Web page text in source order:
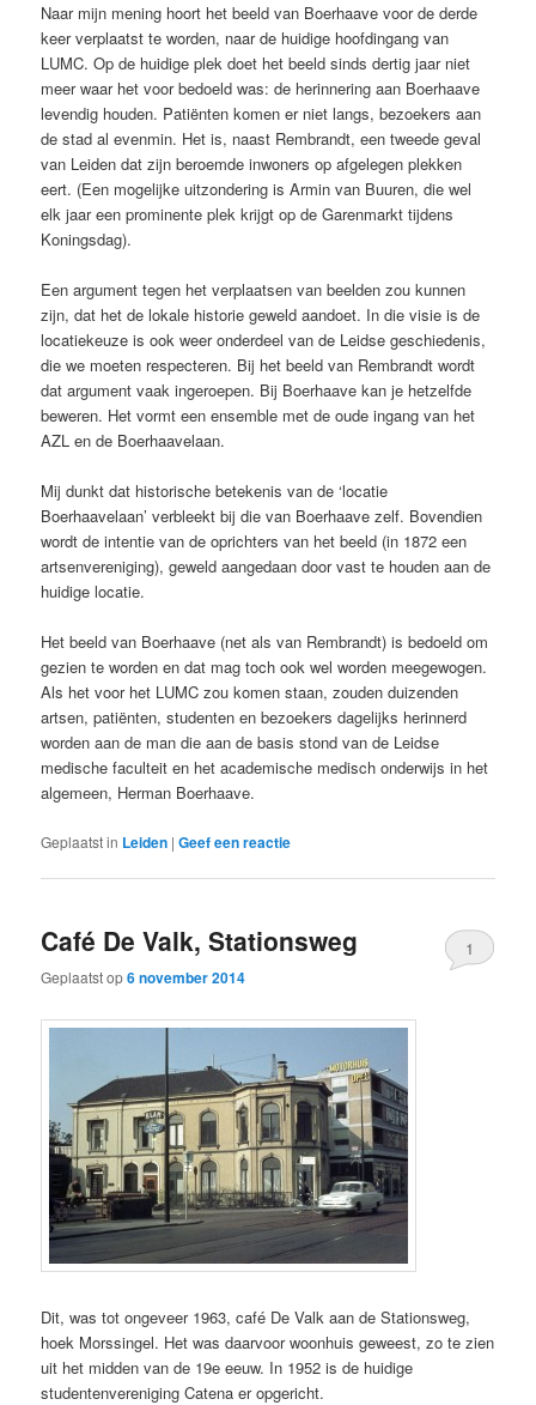
Naar mijn mening hoort het beeld van Boerhaave voor de derde
keer verplaatst te worden, naar de huidige hoofdingang van
LUMC. Op de huidige plek doet het beeld sinds dertig jaar niet
meer waar het voor bedoeld was: de herinnering aan Boerhaave
levendig houden. Patiënten komen er niet langs, bezoekers aan
de stad al evenmin. Het is, naast Rembrandt, een tweede geval
van Leiden dat zijn beroemde inwoners op afgelegen plekken
eert. (Een mogelijke uitzondering is Armin van Buuren, die wel
elk jaar een prominente plek krijgt op de Garenmarkt tijdens
Koningsdag).
Een argument tegen het verplaatsen van beelden zou kunnen
zijn, dat het de lokale historie geweld aandoet. In die visie is de
locatiekeuze is ook weer onderdeel van de Leidse geschiedenis,
die we moeten respecteren. Bij het beeld van Rembrandt wordt
dat argument vaak ingeroepen. Bij Boerhaave kan je hetzelfde
beweren. Het vormt een ensemble met de oude ingang van het
AZL en de Boerhaavelaan.
Mij dunkt dat historische betekenis van de ‘locatie
Boerhaavelaan’ verbleekt bij die van Boerhaave zelf. Bovendien
wordt de intentie van de oprichters van het beeld (in 1872 een
artsenvereniging), geweld aangedaan door vast te houden aan de
huidige locatie.
Het beeld van Boerhaave (net als van Rembrandt) is bedoeld om
gezien te worden en dat mag toch ook wel worden meegewogen.
Als het voor het LUMC zou komen staan, zouden duizenden
artsen, patiënten, studenten en bezoekers dagelijks herinnerd
worden aan de man die aan de basis stond van de Leidse
medische faculteit en het academische medisch onderwijs in het
algemeen, Herman Boerhaave.
Geplaatst in Leiden |Geef een reactie
Café De Valk, Stationsweg
Geplaatst op6 november 2014
1
Dit, was tot ongeveer 1963, café De Valk aan de Stationsweg,
hoek Morssingel. Het was daarvoor woonhuis geweest, zo te zien
uit het midden van de 19e eeuw. In 1952 is de huidige
studentenvereniging Catena er opgericht.